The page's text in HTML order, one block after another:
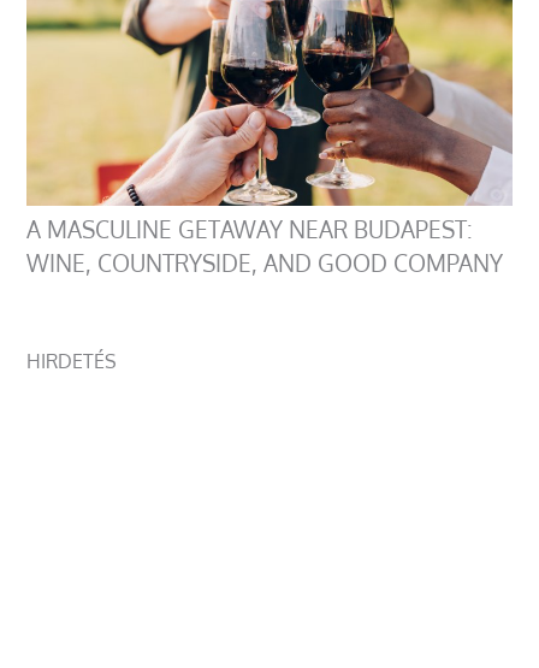
A MASCULINE GETAWAY NEAR BUDAPEST:
WINE, COUNTRYSIDE, AND GOOD COMPANY
HIRDETÉS